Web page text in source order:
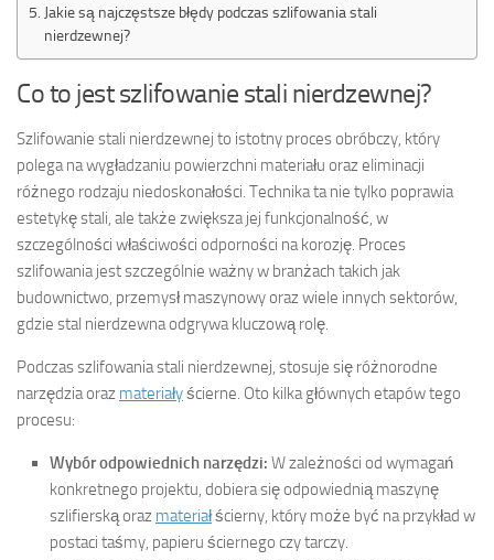
Jakie są najczęstsze błędy podczas szlifowania stali
nierdzewnej?
Co to jest szlifowanie stali nierdzewnej?
Szlifowanie stali nierdzewnej to istotny proces obróbczy, który
polega na wygładzaniu powierzchni materiału oraz eliminacji
różnego rodzaju niedoskonałości. Technika ta nie tylko poprawia
estetykę stali, ale także zwiększa jej funkcjonalność, w
szczególności właściwości odporności na korozję. Proces
szlifowania jest szczególnie ważny w branżach takich jak
budownictwo, przemysł maszynowy oraz wiele innych sektorów,
gdzie stal nierdzewna odgrywa kluczową rolę.
Podczas szlifowania stali nierdzewnej, stosuje się różnorodne
narzędzia oraz materiałyścierne. Oto kilka głównych etapów tego
procesu:
Wybór odpowiednich narzędzi: W zależności od wymagań
konkretnego projektu, dobiera się odpowiednią maszynę
szlifierską oraz materiałścierny, który może być na przykład w
postaci taśmy, papieru ściernego czy tarczy.